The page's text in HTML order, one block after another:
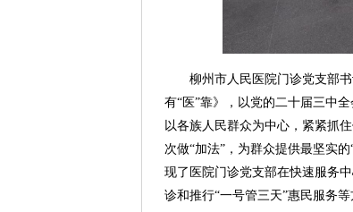
柳州市人民医院门诊党支部
有“医”靠》，以党的二十届三中
以各族人民群众为中心，紧紧抓
次做“加法”，为群众提供最坚实
现了医院门诊党支部在快速服务
诊和推行“一号管三天”惠民服务等